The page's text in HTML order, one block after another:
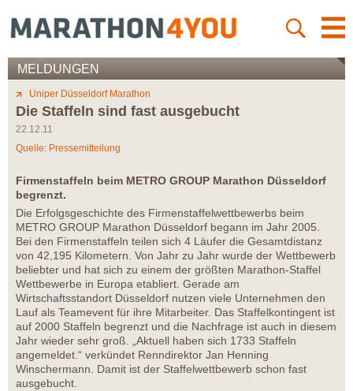
MELDUNGEN
Uniper Düsseldorf Marathon
Die Staffeln sind fast ausgebucht
22.12.11
Quelle: Pressemitteilung
Firmenstaffeln beim METRO GROUP Marathon Düsseldorf
begrenzt.
Die Erfolgsgeschichte des Firmenstaffelwettbewerbs beim
METRO GROUP Marathon Düsseldorf begann im Jahr 2005.
Bei den Firmenstaffeln teilen sich 4 Läufer die Gesamtdistanz
von 42,195 Kilometern. Von Jahr zu Jahr wurde der Wettbewerb
beliebter und hat sich zu einem der größten Marathon-Staffel
Wettbewerbe in Europa etabliert. Gerade am
Wirtschaftsstandort Düsseldorf nutzen viele Unternehmen den
Lauf als Teamevent für ihre Mitarbeiter. Das Staffelkontingent ist
auf 2000 Staffeln begrenzt und die Nachfrage ist auch in diesem
Jahr wieder sehr groß. „Aktuell haben sich 1733 Staffeln
angemeldet.“ verkündet Renndirektor Jan Henning
Winschermann. Damit ist der Staffelwettbewerb schon fast
ausgebucht.